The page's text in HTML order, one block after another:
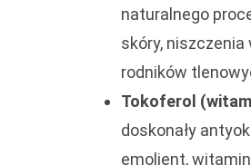
naturalnego
skóry, niszczenia
rodników
Tokoferol
doskonały
emolient,